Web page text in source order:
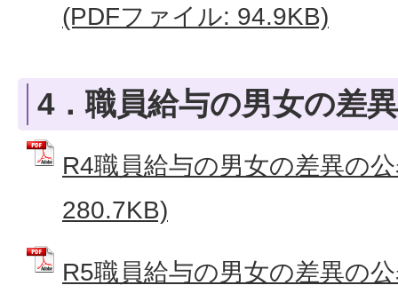
(PDFファイル: 94.9KB)
4．職員給与の男女の差
R4職員給与の男女の差異の
280.7KB)
R5職員給与の男女の差異の